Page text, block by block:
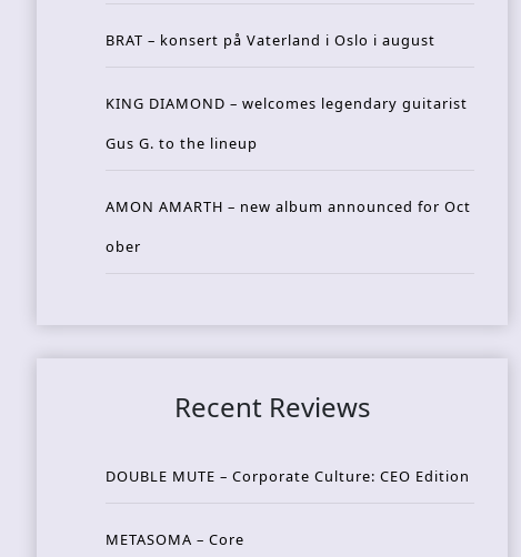
BRAT – konsert på Vaterland i Oslo i august
KING DIAMOND – welcomes legendary guitarist
Gus G. to the lineup
AMON AMARTH – new album announced for Oct
ober
Recent Reviews
DOUBLE MUTE – Corporate Culture: CEO Edition
METASOMA – Core